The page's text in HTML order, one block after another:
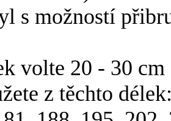
s možností
volte 20 - 30
z těchto